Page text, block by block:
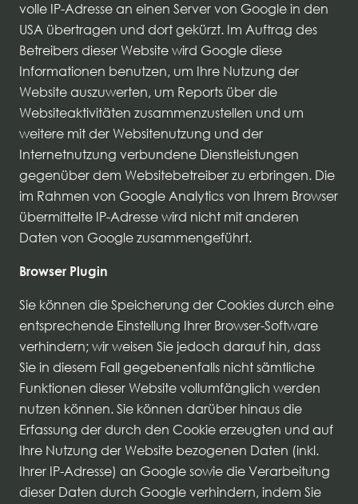
volle IP-Adresse an einen Server von Google in den
USA übertragen und dort gekürzt. Im Auftrag des
Betreibers dieser Website wird Google diese
Informationen benutzen, um Ihre Nutzung der
Website auszuwerten, um Reports über die
Websiteaktivitäten zusammenzustellen und um
weitere mit der Websitenutzung und der
Internetnutzung verbundene Dienstleistungen
gegenüber dem Websitebetreiber zu erbringen. Die
im Rahmen von Google Analytics von Ihrem Browser
übermittelte IP-Adresse wird nicht mit anderen
Daten von Google zusammengeführt.
Browser Plugin
Sie können die Speicherung der Cookies durch eine
entsprechende Einstellung Ihrer Browser-Software
verhindern; wir weisen Sie jedoch darauf hin, dass
Sie in diesem Fall gegebenenfalls nicht sämtliche
Funktionen dieser Website vollumfänglich werden
nutzen können. Sie können darüber hinaus die
Erfassung der durch den Cookie erzeugten und auf
Ihre Nutzung der Website bezogenen Daten (inkl.
Ihrer IP-Adresse) an Google sowie die Verarbeitung
dieser Daten durch Google verhindern, indem Sie